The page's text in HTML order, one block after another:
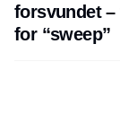
forsvundet
for “sweep”